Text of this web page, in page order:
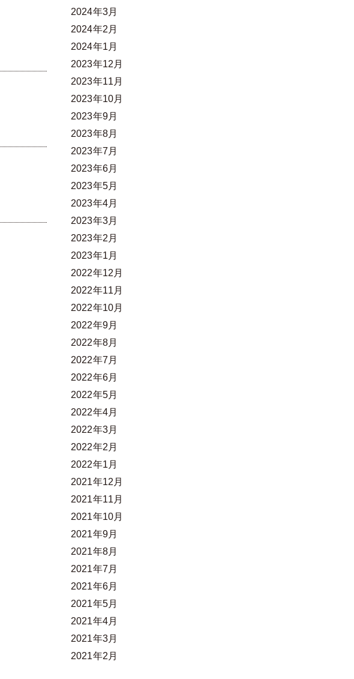
2024年3月
2024年2月
2024年1月
2023年12月
2023年11月
2023年10月
2023年9月
2023年8月
2023年7月
2023年6月
2023年5月
2023年4月
2023年3月
2023年2月
2023年1月
2022年12月
2022年11月
2022年10月
2022年9月
2022年8月
2022年7月
2022年6月
2022年5月
2022年4月
2022年3月
2022年2月
2022年1月
2021年12月
2021年11月
2021年10月
2021年9月
2021年8月
2021年7月
2021年6月
2021年5月
2021年4月
2021年3月
2021年2月